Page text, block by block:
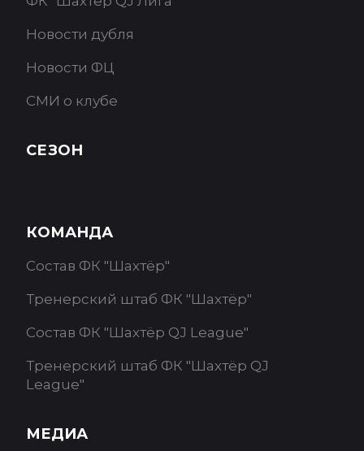
Новости дубля
Новости ФЦ
СМИ о клубе
СЕЗОН
КОМАНДА
Состав ФК "Шахтёр"
Тренерский штаб ФК "Шахтёр"
Состав ФК "Шахтёр QJ League"
Тренерский штаб ФК "Шахтёр QJ
League"
МЕДИА